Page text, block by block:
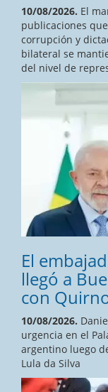
10/08/2026. El
publicaciones
corrupción y
bilateral se
del nivel de
El
llegó a
con
10/08/2026.
urgencia en el
argentino luego
Lula da Silva